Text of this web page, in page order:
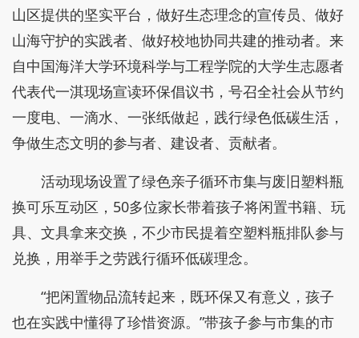
山区提供的坚实平台，做好生态理念的宣传员、做好
山海守护的实践者、做好校地协同共建的推动者。来
自中国海洋大学环境科学与工程学院的大学生志愿者
代表代一淇现场宣读环保倡议书，号召全社会从节约
一度电、一滴水、一张纸做起，践行绿色低碳生活，
争做生态文明的参与者、建设者、贡献者。
活动现场设置了绿色亲子循环市集与废旧塑料瓶
换可乐互动区，50多位家长带着孩子将闲置书籍、玩
具、文具拿来交换，不少市民提着空塑料瓶排队参与
兑换，用举手之劳践行循环低碳理念。
“把闲置物品流转起来，既环保又有意义，孩子
也在实践中懂得了珍惜资源。”带孩子参与市集的市